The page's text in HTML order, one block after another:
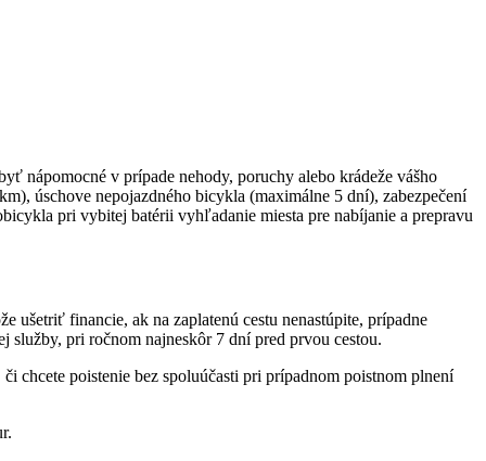
nápomocné v prípade nehody, poruchy alebo krádeže vášho
úschove nepojazdného bicykla (maximálne 5 dní), zabezpečení
pri vybitej batérii vyhľadanie miesta pre nabíjanie a prepravu
ušetriť financie, ak na zaplatenú cestu nenastúpite, prípadne
služby, pri ročnom najneskôr 7 dní pred prvou cestou.
chcete poistenie bez spoluúčasti pri prípadnom poistnom plnení